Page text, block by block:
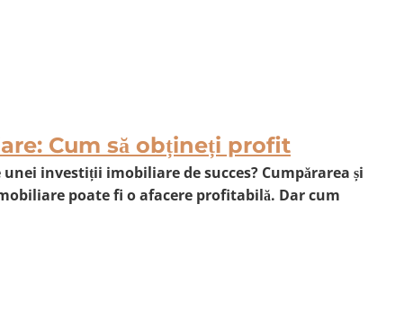
Cum să obțineți profit
investiții imobiliare de succes? Cumpărarea și
poate fi o afacere profitabilă. Dar cum